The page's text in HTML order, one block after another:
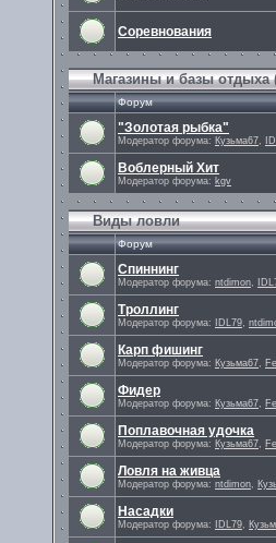
Cоревнования
Магазины и базы отдыха
Форум
"Золотая рыбка"
Модератор форума: Кузьма67,
Воблерный Хит
Модератор форума: kgv
Виды ловли
Форум
Спиннинг
Модератор форума: ntdimon,
Троллинг
Модератор форума: IDL79,
Карп фишинг
Модератор форума: Кузьма67,
Фидер
Модератор форума: Кузьма67,
Поплавочная удочка
Модератор форума: Кузьма67,
Ловля на живца
Модератор форума: ntdimon,
Насадки
Модератор форума: IDL79,